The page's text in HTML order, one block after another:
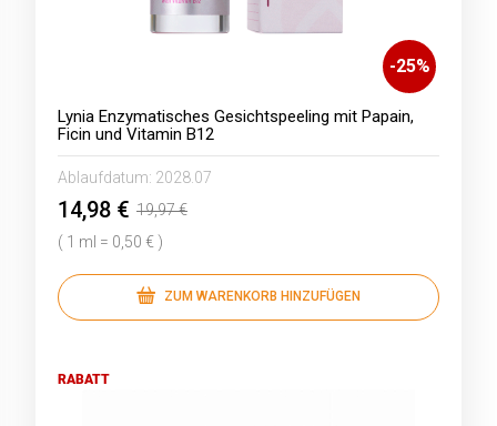
-25%
Lynia Enzymatisches Gesichtspeeling mit Papain,
Ficin und Vitamin B12
Ablaufdatum: 2028.07
14,98 € 19,97 €
( 1 ml = 0,50 € )
ZUM WARENKORB HINZUFÜGEN
RABATT